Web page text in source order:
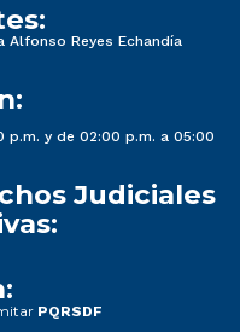
Alfonso Reyes Echandía
p.m. y de 02:00 p.m. a 05:00
Judiciales
PQRSDF